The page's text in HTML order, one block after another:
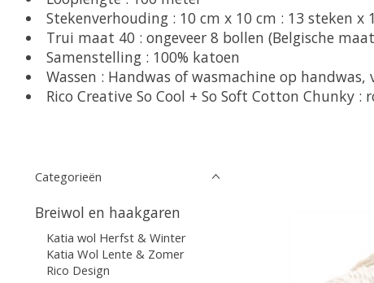
Stekenverhouding : 10 cm x 10 cm : 13 steken x
Trui maat 40 : ongeveer 8 bollen (Belgische
Samenstelling : 100% katoen
Wassen : Handwas of wasmachine op handwas,
Rico Creative So Cool + So Soft Cotton Chunky
Categorieën
Breiwol en haakgaren
Katia wol Herfst & Winter
Katia Wol Lente & Zomer
Rico Design